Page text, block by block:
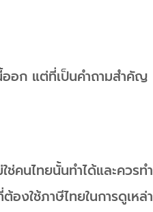
ออก แต่ที่เป็นคำถามสำคัญ
คนไทยนั้นทำได้และควรทำ
งใช้ภาษีไทยในการดูเหล่า